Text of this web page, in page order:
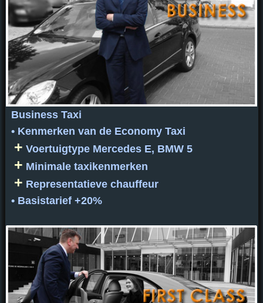
Business Taxi
• Kenmerken van de Economy Taxi
+ Voertuigtype Mercedes E, BMW 5
+ Minimale taxikenmerken
+ Representatieve chauffeur
• Basistarief +20%